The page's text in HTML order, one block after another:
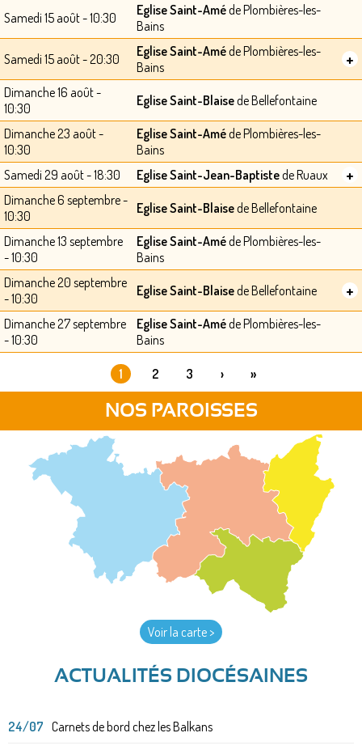
Samedi 15 août - 10:30 Eglise Saint-Améde Plombières-les-
Bains
Samedi 15 août - 20:30 Eglise Saint-Améde Plombières-les-
Bains
+
Dimanche 16 août -
10:30
Eglise Saint-Blaisede Bellefontaine
Dimanche 23 août -
10:30
Eglise Saint-Améde Plombières-les-
Bains
Samedi 29 août - 18:30
Eglise Saint-Jean-Baptistede Ruaux +
Dimanche 6 septembre -
10:30
Eglise Saint-Blaisede Bellefontaine
Dimanche 13 septembre
- 10:30
Eglise Saint-Améde Plombières-les-
Bains
Dimanche 20 septembre
- 10:30
Eglise Saint-Blaisede Bellefontaine +
Dimanche 27 septembre
- 10:30
Eglise Saint-Améde Plombières-les-
Bains
1 2 3 › »
NOS PAROISSES
Voir la carte >
ACTUALITÉS DIOCÉSAINES
24/07 Carnets de bord chez les Balkans